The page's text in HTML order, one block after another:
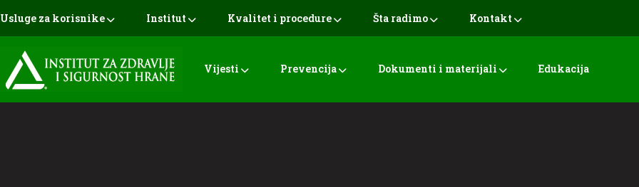
Usluge za korisnike Institut Kvalitet i procedure Šta radimo Kontakt
Vijesti Prevencija Dokumenti i materijali Edukacija